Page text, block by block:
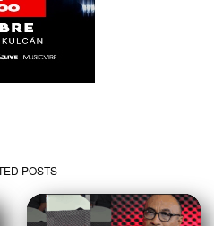
POSTS